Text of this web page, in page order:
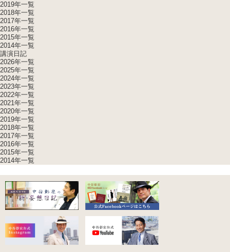
2019年一覧
2018年一覧
2017年一覧
2016年一覧
2015年一覧
2014年一覧
講演日記
2026年一覧
2025年一覧
2024年一覧
2023年一覧
2022年一覧
2021年一覧
2020年一覧
2019年一覧
2018年一覧
2017年一覧
2016年一覧
2015年一覧
2014年一覧